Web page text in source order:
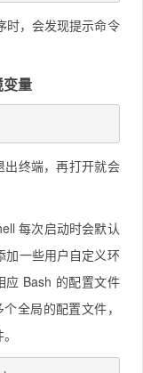
时，会发现提示命令
量
出终端，再打开就会
每次启动时会默认
加一些用户自定义环
应 Bash 的配置文件
全局的配置文件，